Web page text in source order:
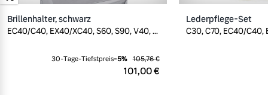
Brillenhalter, schwarz
EC40/C40, EX40/XC40, S60, S90, V40, ...
101,00 €
30-Tage-Tiefstpreis-5% 105,76 €
Lederpflege-Set
C30, C70, EC40/C40,